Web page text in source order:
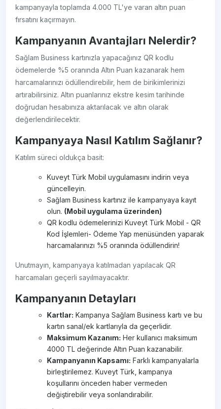
kampanyayla toplamda 4.000 TL'ye varan altın puan
fırsatını kaçırmayın.
Kampanyanın Avantajları Nelerdir?
Sağlam Business kartınızla yapacağınız QR kodlu
ödemelerde %5 oranında Altın Puan kazanarak hem
harcamalarınızı ödüllendirebilir, hem de birikimlerinizi
artırabilirsiniz. Altın puanlarınız ekstre kesim tarihinde
doğrudan hesabınıza aktarılacak ve altın olarak
değerlendirilecektir.
Kampanyaya Nasıl Katılım Sağlanır?
Katılım süreci oldukça basit:
Kuveyt Türk Mobil uygulamasını indirin veya
güncelleyin.
Sağlam Business kartınız ile kampanyaya kayıt
olun. (Mobil uygulama üzerinden)
QR kodlu ödemelerinizi Kuveyt Türk Mobil - QR
Kod İşlemleri- Ödeme Yap menüsünden yaparak
harcamalarınızı %5 oranında ödüllendirin!
Unutmayın, kampanyaya katılmadan yapılacak QR
harcamaları geçerli sayılmayacaktır.
Kampanyanın Detayları
Kartlar: Kampanya Sağlam Business kartı ve bu
kartın sanal/ek kartlarıyla da geçerlidir.
Maksimum Kazanım: Her kullanıcı maksimum
4000 TL değerinde Altın Puan kazanabilir.
Kampanyanın Kapsamı: Farklı kampanyalarla
birleştirilemez. Kuveyt Türk, kampanya
koşullarını önceden haber vermeden
değiştirebilir veya sonlandırabilir.